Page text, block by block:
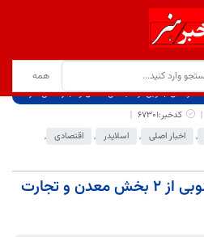
از ۲ بخش معدن و تجارت می‌گذرد
کدخبر:67301
, اخبار اصلی , اسلایدر , اقتصادی ,
مسیر توسعه خراسان جنوبی از ۲ بخش معدن و تجارت